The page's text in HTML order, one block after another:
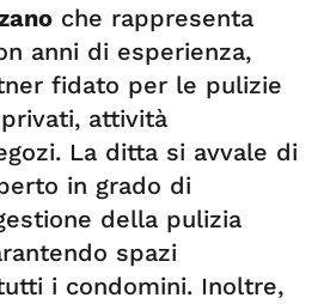
che rappresenta
anni di esperienza,
fidato per le pulizie
attività
La ditta si avvale di
in grado di
della pulizia
spazi
i condomini. Inoltre,